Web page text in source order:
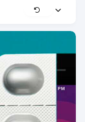
DespejarExpandir